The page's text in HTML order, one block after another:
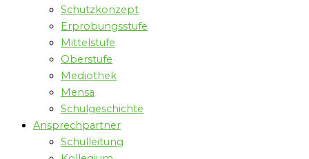
Schutzkonzept
Erprobungsstufe
Mittelstufe
Oberstufe
Mediothek
Mensa
Schulgeschichte
Ansprechpartner
Schulleitung